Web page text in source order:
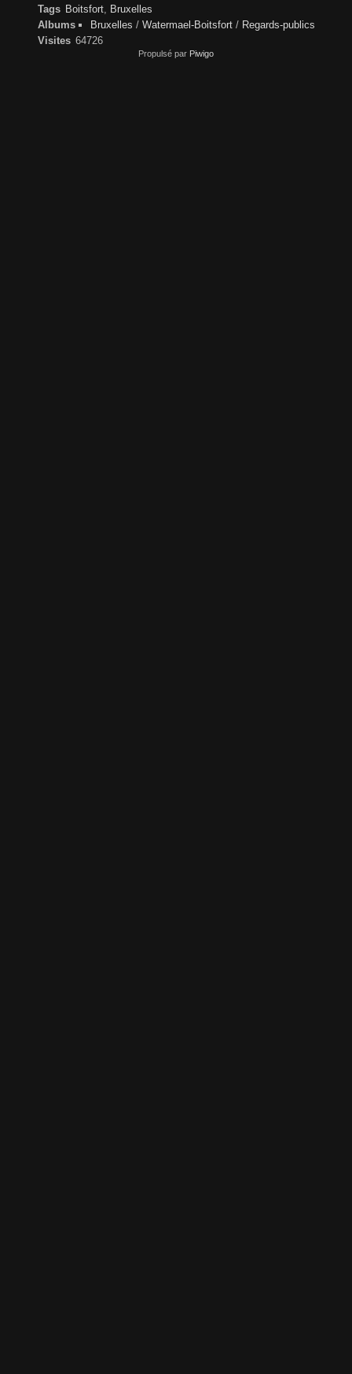
Tags Boitsfort
Bruxelles
Albums
Bruxelles / Watermael-Boitsfort / Regards-publics
Visites 64726
Propulsé par Piwigo